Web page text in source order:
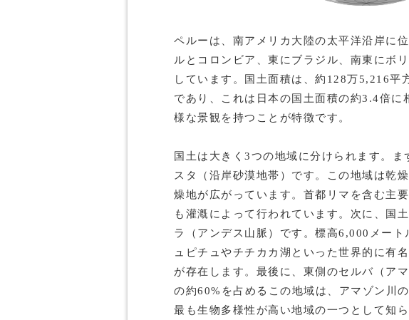
ペルーは、南アメリカ大陸の太平洋沿岸に
ルとコロンビア、東にブラジル、南東にボ
しています。国土面積は、約128万5,216平
であり、これは日本の国土面積の約3.4倍に
様な景観を持つことが特徴です。
国土は大きく3つの地域に分けられます。ま
スタ（沿岸砂漠地帯）です。この地域は乾
燥地が広がっています。首都リマを含む主
も灌漑によって行われています。次に、国
ラ（アンデス山脈）です。標高6,000メート
ュピチュやチチカカ湖といった世界的に有
が存在します。最後に、東側のセルバ（ア
の約60%を占めるこの地域は、アマゾン川
最も生物多様性が高い地域の一つとして知